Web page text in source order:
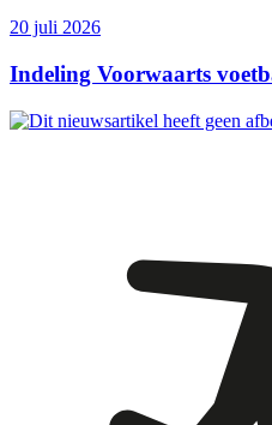
20 juli 2026
Indeling Voorwaarts